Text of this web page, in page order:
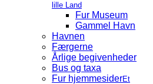
lille Land
Fur Museum
Gammel Havn
Havnen
Færgerne
Årlige begivenheder
Bus og taxa
Fur hjemmesiderEt